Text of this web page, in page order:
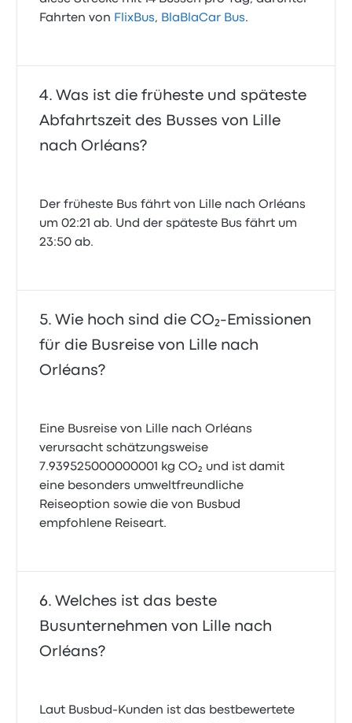
Fahrten von FlixBus, BlaBlaCar Bus.
Was ist die früheste und späteste
Abfahrtszeit des Busses von Lille
nach Orléans?
Der früheste Bus fährt von Lille nach Orléans
um 02:21 ab. Und der späteste Bus fährt um
23:50 ab.
Wie hoch sind die CO₂-Emissionen
für die Busreise von Lille nach
Orléans?
Eine Busreise von Lille nach Orléans
verursacht schätzungsweise
7.939525000000001 kg CO₂ und ist damit
eine besonders umweltfreundliche
Reiseoption sowie die von Busbud
empfohlene Reiseart.
Welches ist das beste
Busunternehmen von Lille nach
Orléans?
Laut Busbud-Kunden ist das bestbewertete